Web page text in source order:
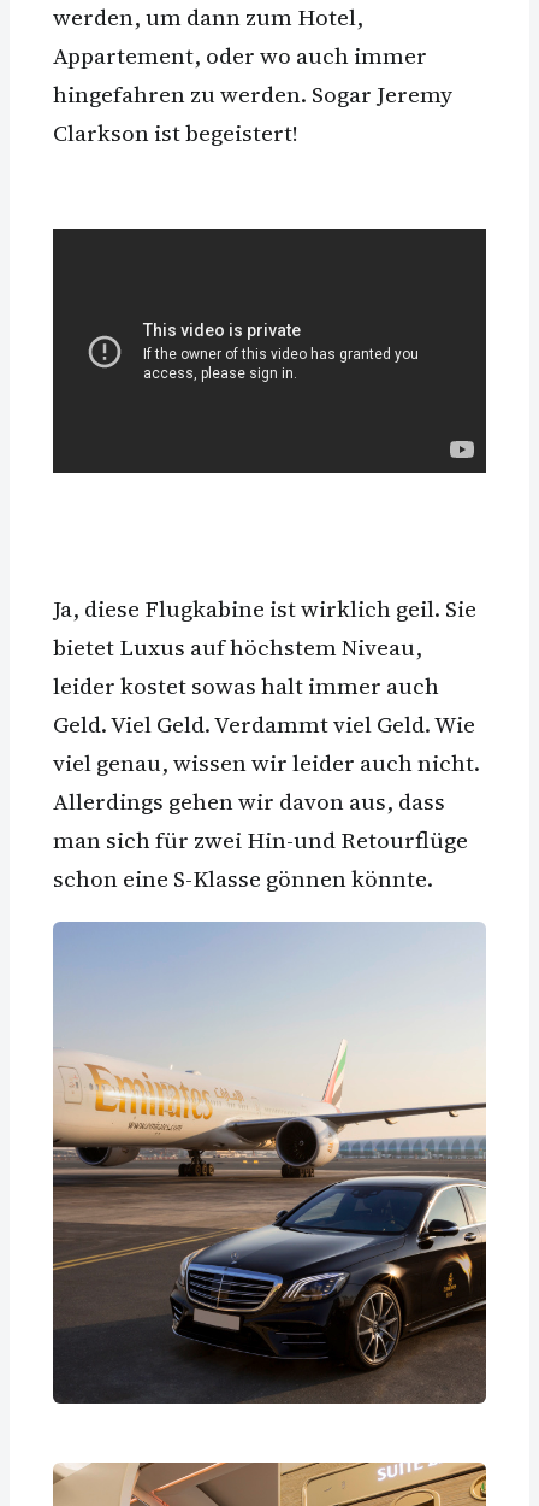
werden, um dann zum Hotel,
Appartement, oder wo auch immer
hingefahren zu werden. Sogar Jeremy
Clarkson ist begeistert!
Ja, diese Flugkabine ist wirklich geil. Sie
bietet Luxus auf höchstem Niveau,
leider kostet sowas halt immer auch
Geld. Viel Geld. Verdammt viel Geld. Wie
viel genau, wissen wir leider auch nicht.
Allerdings gehen wir davon aus, dass
man sich für zwei Hin-und Retourflüge
schon eine S-Klasse gönnen könnte.